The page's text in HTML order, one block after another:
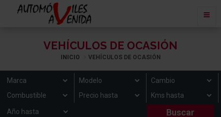
VEHÍCULOS DE OCASIÓN
INICIO VEHÍCULOS DE OCASIÓN